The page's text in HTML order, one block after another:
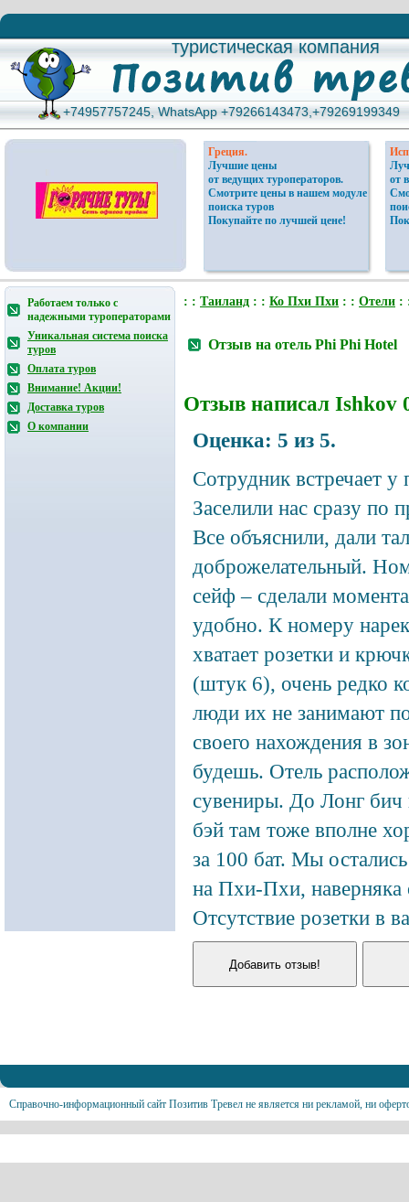
туристическая компания
туристическая компания
+74957757245, WhatsApp +79266143473,+79269199349
+74957757245, WhatsApp +79266143473,+79269199349
Греция.
Лучшие цены
от ведущих туроператоров.
Смотрите цены в нашем модуле
поиска туров
Покупайте по лучшей цене!
от
Работаем только с
надежными туроператорами
Уникальная система поиска
туров
Оплата туров
Внимание! Акции!
Доставка туров
О компании
: : Таиланд : : Ко Пхи Пхи : : Отели :
Отзыв на отель Phi Phi Hotel
Отзыв написал Ishkov
Оценка: 5 из 5.
Сотрудник встречает у
Заселили нас сразу по
Все объяснили, дали
доброжелательный.
сейф – сделали
удобно. К номеру
хватает розетки и
(штук 6), очень редко
люди их не занимают
своего нахождения в
будешь. Отель
сувениры. До Лонг бич
бэй там тоже вполне
за 100 бат. Мы
на Пхи-Пхи, наверняка
Отсутствие розетки в
Справочно-информационный сайт Позитив Тревел не является ни рекламой, ни